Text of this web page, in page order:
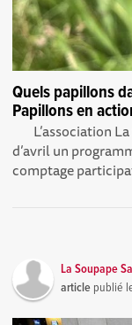
Quels papillons
Papillons en
L’association La
d’avril un
comptage
La Soupape
article publié